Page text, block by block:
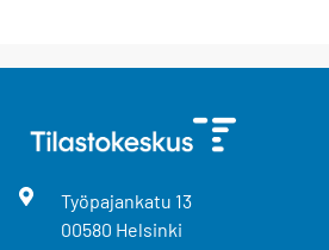
Työpajankatu 13
00580 Helsinki